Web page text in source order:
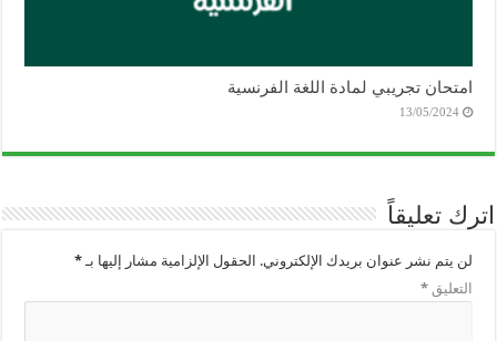
امتحان تجريبي لمادة اللغة الفرنسية
13/05/2024
اترك تعليقاً
لن يتم نشر عنوان بريدك الإلكتروني. الحقول الإلزامية مشار إليها بـ*
التعليق*